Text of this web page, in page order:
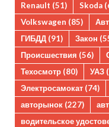
Renault (51) Skoda
Volkswagen (85)
ГИБДД (91) Закон
Происшествия (56)
Техосмотр (80) УАЗ
Электросамокат (74)
авторынок (227)
водительское